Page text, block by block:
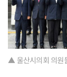
▲ 울산시의회 의원